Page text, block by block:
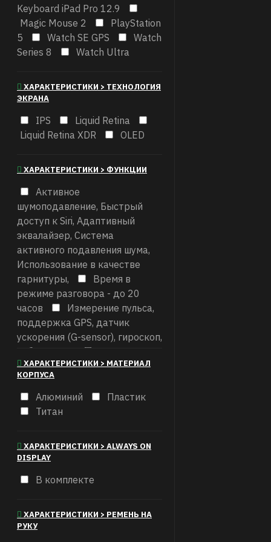
Keyboard iPad Pro 12.9
Magic Mouse 2
PlayStation
5
Watch SE GPS
Watch
Series 8
Watch Ultra
ХАРАКТЕРИСТИКИ > ТЕХНОЛОГИЯ
ЭКРАНА
IPS
Liquid Retina
Liquid Retina XDR
OLED
ХАРАКТЕРИСТИКИ > ФУНКЦИИ
Активное
шумоподавление, Быстрый
доступ к Siri, Адаптивный
эквалайзер, Система
активного подавления шума,
Использование в качестве
гарнитуры,
Время в
режиме разговора - до 20
часов
Измерение пульса,
поддержка GPS, датчик
ускорения (G-sensor), гироскоп,
вибросигнал
пульса, поддержка GPS,
уровень кислорода в крови,
датчик ускорения (G-sensor),
датчик освещенности,
уровень кислорода в крови,
датчик освещенности,
высотомер
Измерение
пульса, поддержка GPS,
ХАРАКТЕРИСТИКИ > МАТЕРИАЛ
КОРПУСА
Алюминий
Пластик
Титан
ХАРАКТЕРИСТИКИ > ALWAYS ON
DISPLAY
В комплекте
ХАРАКТЕРИСТИКИ > РЕМЕНЬ НА
РУКУ